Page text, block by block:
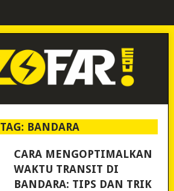
TAG: BANDARA
CARA MENGOPTIMALKAN
WAKTU TRANSIT DI
BANDARA: TIPS DAN TRIK